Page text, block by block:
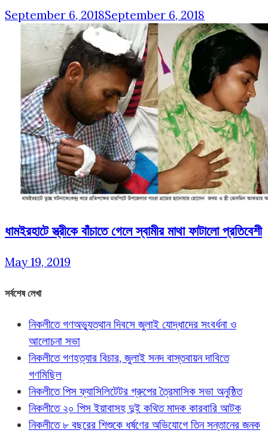
September 6, 2018September 6, 2018
ধামইরহাটে স্ত্রীকে বাঁচাতে গেলে স্বামীর মাথা ফাটালো প্রতিবেশী
May 19, 2019
সর্বশেষ লেখা
নিকলীতে গণঅভ্যুত্থান দিবসে জুলাই যোদ্ধাদের সংবর্ধনা ও
আলোচনা সভা
নিকলীতে গণহত্যার বিচার, জুলাই সনদ বাস্তবায়ন দাবিতে
গণমিছিল
নিকলীতে পিস ফ্যাসিলিটেটর গ্রুপের ত্রৈমাসিক সভা অনুষ্ঠিত
নিকলীতে ২০ পিস ইয়াবাসহ দুই কথিত মাদক কারবারি আটক
নিকলীতে ৮ বছরের শিশুকে ধর্ষণের অভিযোগে তিন সন্তানের জনক